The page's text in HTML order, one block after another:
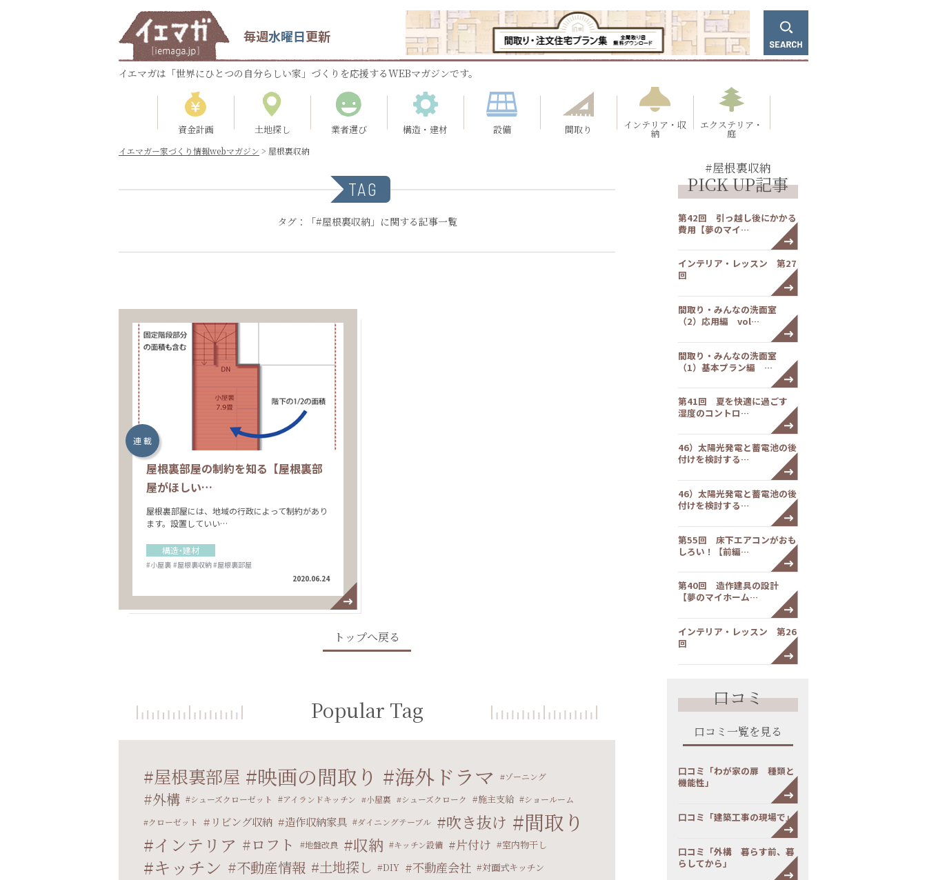
毎週水曜日更新
イエマガは「世界にひとつの自分らしい家」づくりを応援するWEBマガジンです。
資金計画 土地探し 業者選び 構造・建材 設備 間取り インテリア・収
納
エクステリア・
庭
イエマガー家づくり情報webマガジン > 屋根裏収納
TAG
タグ：「#屋根裏収納」に関する記事一覧
連 載
屋根裏部屋の制約を知る【屋根裏部
屋がほしい…
屋根裏部屋には、地域の行政によって制約があり
ます。設置していい…
構造・建材
#小屋裏 #屋根裏収納#屋根裏部屋
2020.06.24
トップへ戻る
Popular Tag
屋根裏部屋 映画の間取り 海外ドラマ ゾーニング
外構 シューズクローゼット アイランドキッチン 小屋裏 シューズクローク 施主支給
ショールーム
クローゼット
リビング収納 造作収納家具 ダイニングテーブル 吹き抜け 間取り
インテリア ロフト 地盤改良 収納 キッチン設備 片付け 室内物干し
キッチン 不動産情報 土地探し DIY 不動産会社 対面式キッチン
#屋根裏収納
PICK UP記事
第42回 引っ越し後にかかる
費用【夢のマイ…
インテリア・レッスン 第27
回
間取り・みんなの洗面室
（2）応用編 vol…
間取り・みんなの洗面室
（1）基本プラン編 …
第41回 夏を快適に過ごす
湿度のコントロ…
46）太陽光発電と蓄電池の後
付けを検討する…
46）太陽光発電と蓄電池の後
付けを検討する…
第55回 床下エアコンがおも
しろい！【前編…
第40回 造作建具の設計
【夢のマイホーム…
インテリア・レッスン 第26
回
口コミ
口コミ一覧を見る
口コミ「わが家の扉 種類と
機能性」
口コミ「建築工事の現場で」
口コミ「外構 暮らす前、暮
らしてから」